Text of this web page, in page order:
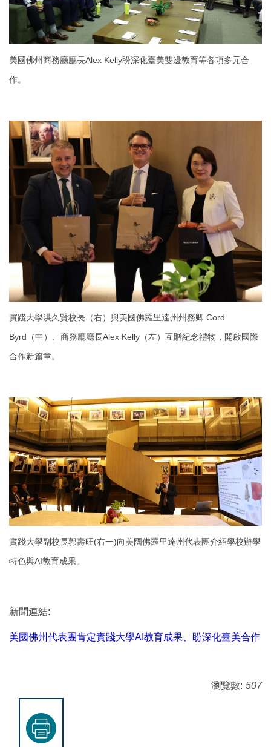
美國佛州商務廳廳長Alex Kelly盼深化臺美雙邊教育等各項多元合
作。
實踐大學洪久賢校長（右）與美國佛羅里達州州務卿 Cord
Byrd（中）、商務廳廳長Alex Kelly（左）互贈紀念禮物，開啟國際
合作新篇章。
實踐大學副校長郭壽旺(右一)向美國佛羅里達州代表團介紹學校辦學
特色與AI教育成果。
新聞連結:
美國佛州代表團肯定實踐大學AI教育成果、盼深化臺美合作
瀏覽數: 507